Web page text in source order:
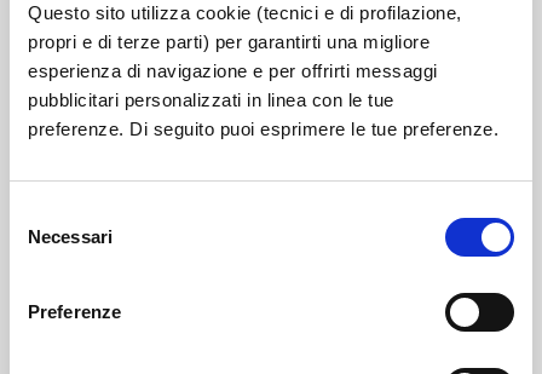
Questo sito utilizza cookie (tecnici e di profilazione,
propri e di terze parti) per garantirti una migliore
esperienza di navigazione e per offrirti messaggi
pubblicitari personalizzati in linea con le tue
preferenze. Di seguito puoi esprimere le tue preferenze.
delNecessari
Preferenze
Link correlati